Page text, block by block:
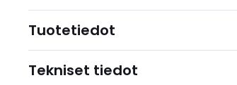
Tuotetiedot
Tekniset tiedot